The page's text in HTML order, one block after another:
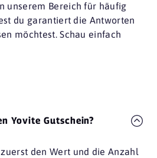
unserem Bereich für häufig
du garantiert die Antworten
möchtest. Schau einfach
Yovite Gutschein?
den Wert und die Anzahl